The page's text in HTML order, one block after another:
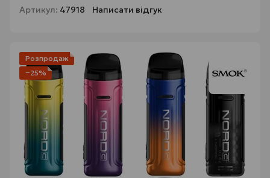
Артикул: 47918 Написати відгук
Розпродаж
−25%